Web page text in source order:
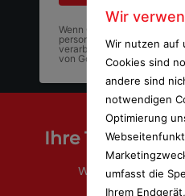
Wenn Google Maps aktiviert
personenbezogene Daten
verarbeitet. Mehr dazu in
von Google:hier
Ihre
Wir verwirklichen
Traum einer
Wir
Wir nutzen auf
Cookies sind
andere sind
notwendigen
Optimierung
umfasst die
Ihrem